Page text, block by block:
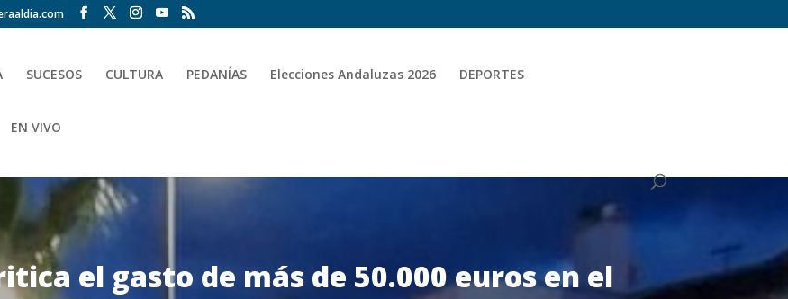
SUCESOS CULTURA PEDANÍAS Elecciones Andaluzas 2026 DEPORTES
EN VIVO
el gasto de más de 50.000 euros en el